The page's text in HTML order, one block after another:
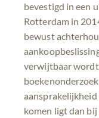
bevestigd in een
Rotterdam in
bewust
verwijtbaar
komen ligt dan